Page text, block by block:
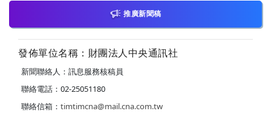
推廣新聞稿
發佈單位名稱：財團法人中央通訊社
新聞聯絡人：訊息服務核稿員
聯絡電話：02-25051180
聯絡信箱： timtimcna@mail.cna.com.tw